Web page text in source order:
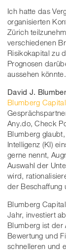
Ich hatte das
organisierten
Zürich
verschiedenen
Risikokapital zu
Prognosen
aussehen könnte.
David J.
Blumberg Capital
Any.do, Check
Blumberg
Intelligenz (KI)
gerne nennt,
Auswahl der
wird,
der Beschaffung
Blumberg
Jahr, investiert
Blumberg ist der
Bewertung und
schnelleren und